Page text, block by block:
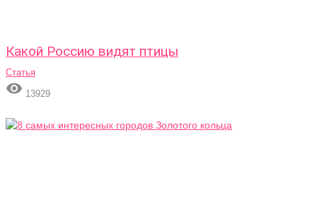
Какой Россию видят птицы
Статья
 13929